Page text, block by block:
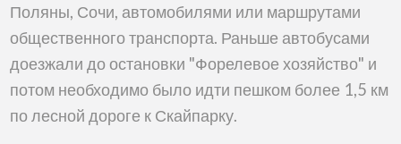
Поляны, Сочи, автомобилями или маршрутами
общественного транспорта. Раньше автобусами
доезжали до остановки "Форелевое хозяйство" и
потом необходимо было идти пешком более 1,5 км
по лесной дороге к Скайпарку.